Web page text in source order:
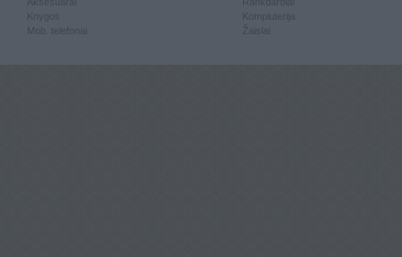
Knygos
Mob. telefonai
Kompiuterija
Žaislai